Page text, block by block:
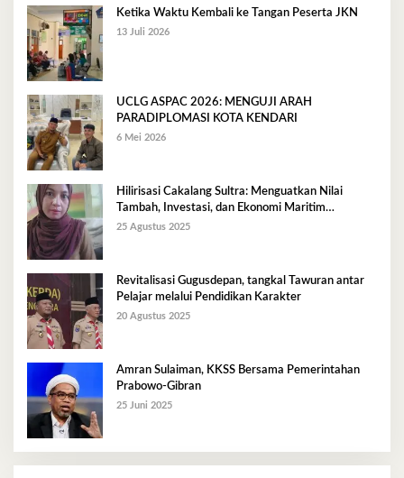
Ketika Waktu Kembali ke Tangan Peserta JKN
13 Juli 2026
UCLG ASPAC 2026: MENGUJI ARAH
PARADIPLOMASI KOTA KENDARI
6 Mei 2026
Hilirisasi Cakalang Sultra: Menguatkan Nilai
Tambah, Investasi, dan Ekonomi Maritim
Berkelanjutan
25 Agustus 2025
Revitalisasi Gugusdepan, tangkal Tawuran antar
Pelajar melalui Pendidikan Karakter
20 Agustus 2025
Amran Sulaiman, KKSS Bersama Pemerintahan
Prabowo-Gibran
25 Juni 2025